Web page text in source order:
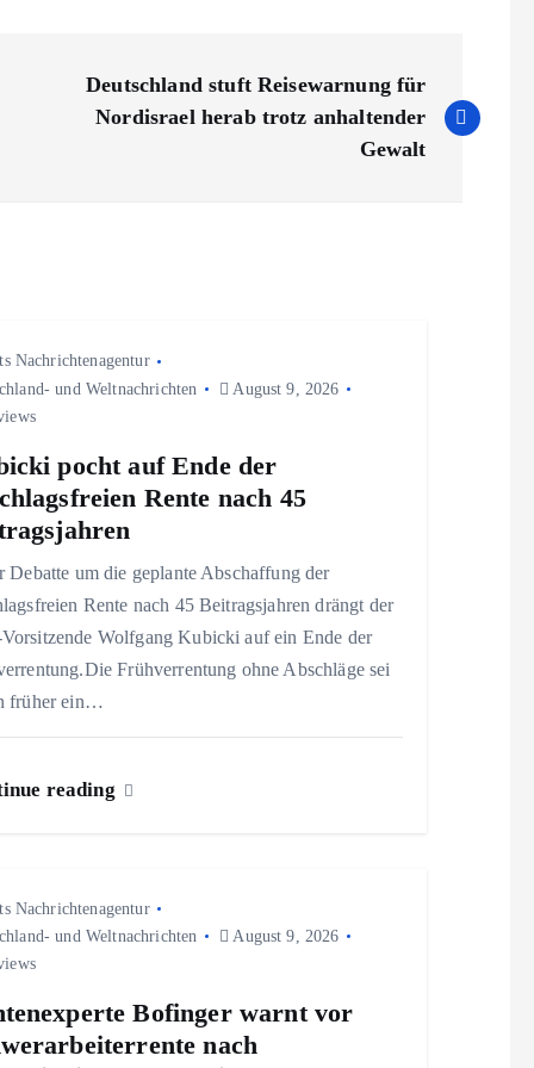
Deutschland stuft Reisewarnung für
Nordisrael herab trotz anhaltender
Gewalt
Nachrichtenagentur
und Weltnachrichten
August 9, 2026
pocht auf Ende der
Rente nach 45
Debatte um die geplante Abschaffung der
Rente nach 45 Beitragsjahren drängt der
Wolfgang Kubicki auf ein Ende der
Frühverrentung ohne Abschläge sei
früher ein…
reading
Nachrichtenagentur
und Weltnachrichten
August 9, 2026
Bofinger warnt vor
nach